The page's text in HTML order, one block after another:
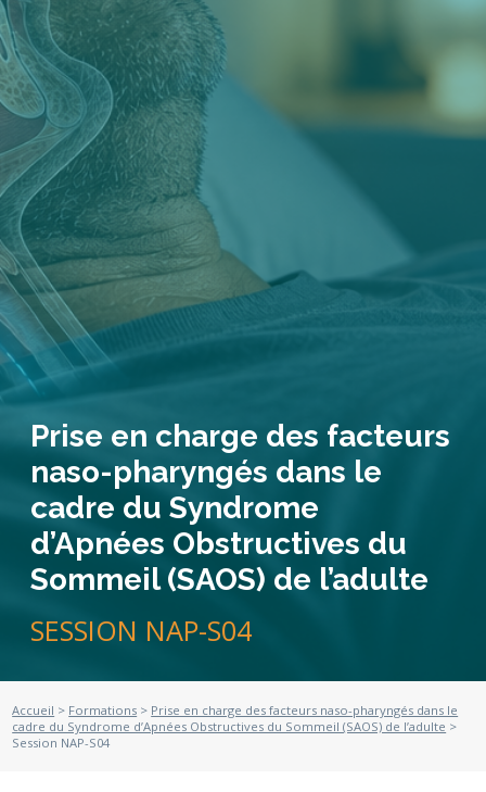
Prise en charge des facteurs
naso-pharyngés dans le
cadre du Syndrome
d’Apnées Obstructives du
Sommeil (SAOS) de l’adulte
SESSION NAP-S04
Accueil > Formations > Prise en charge des facteurs naso-pharyngés dans le
cadre du Syndrome d’Apnées Obstructives du Sommeil (SAOS) de l’adulte >
Session NAP-S04